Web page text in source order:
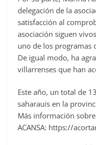
delegación de la
satisfacción al
asociación siguen
uno de los programas
De igual modo, ha
villarrenses que han
Este año, un total de
saharauis en la
Más información sobre
ACANSA: https://